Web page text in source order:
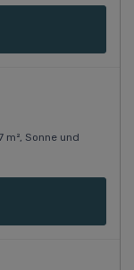
Sonne und